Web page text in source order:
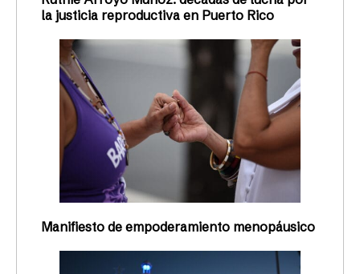
la justicia reproductiva en Puerto Rico
Manifiesto de empoderamiento menopáusico